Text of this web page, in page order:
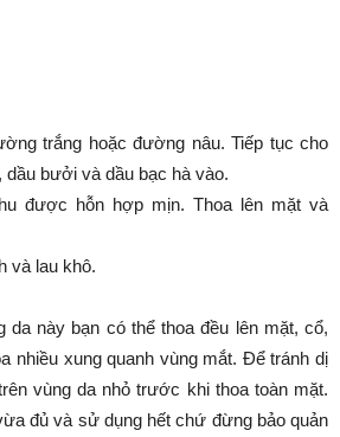
trắng hoặc đường nâu. Tiếp tục cho
bưởi và dầu bạc hà vào.
được hỗn hợp mịn. Thoa lên mặt và
và lau khô.
da này bạn có thể thoa đều lên mặt, cổ,
nhiều xung quanh vùng mắt. Để tránh dị
vùng da nhỏ trước khi thoa toàn mặt.
đủ và sử dụng hết chứ đừng bảo quản